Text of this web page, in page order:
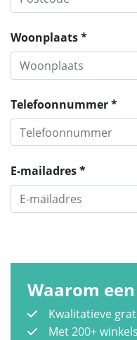
Woonplaats *
Telefoonnummer *
E-mailadres *
Waarom
Kwalitatieve
Met 200+